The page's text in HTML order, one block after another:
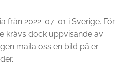
från 2022-07-01 i Sverige. För
krävs dock uppvisande av
maila oss en bild på er